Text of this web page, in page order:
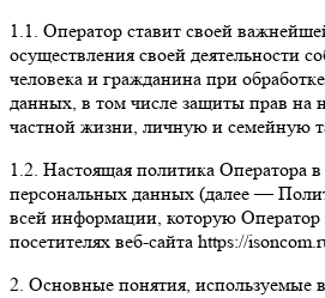
1.1. Оператор ставит своей
осуществления своей деятельности
человека и гражданина при
данных, в том числе защиты прав на
частной жизни, личную и семейную
1.2. Настоящая политика Оператора
персональных данных (далее —
всей информации, которую
посетителях веб-сайта https://
2. Основные понятия, используемые